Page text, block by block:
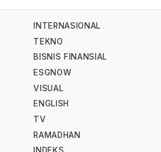
INTERNASIONAL
TEKNO
BISNIS FINANSIAL
ESGNOW
VISUAL
ENGLISH
TV
RAMADHAN